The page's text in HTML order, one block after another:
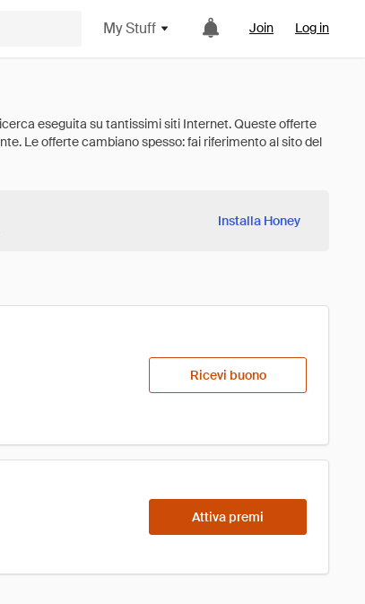
My Stuff Join Log in
Installa Honey
Ricevi buono
Attiva premi